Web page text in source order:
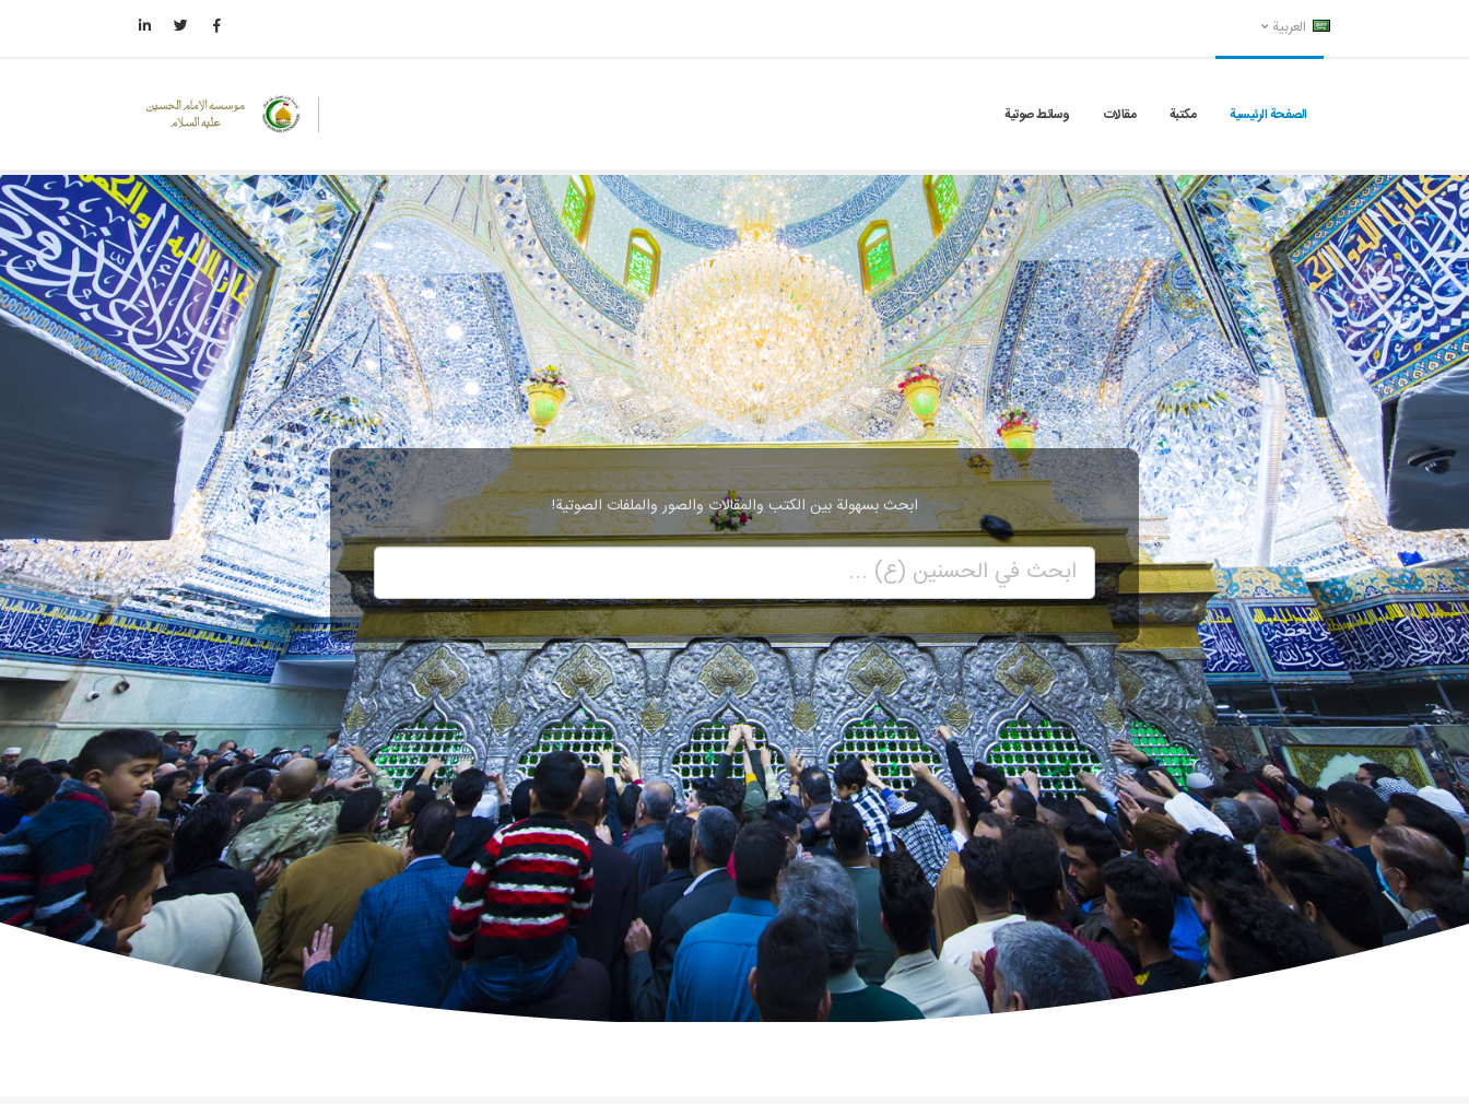
العربية
الصفحة الرئيسية مكتبة مقالات وسائط صوتية
ابحث بسهولة بين الكتب والمقالات والصور والملفات الصوتية!